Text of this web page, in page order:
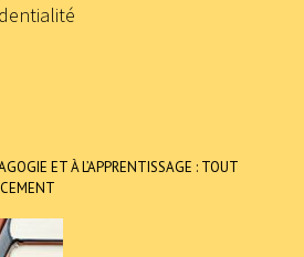
ET À L’APPRENTISSAGE : TOUT